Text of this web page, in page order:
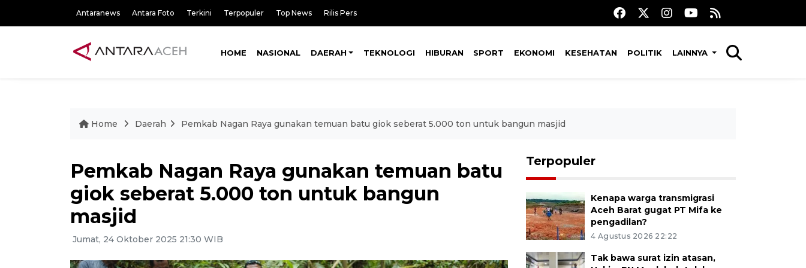
Antaranews Antara Foto Terkini Terpopuler Top News Rilis Pers
HOME NASIONAL DAERAH TEKNOLOGI HIBURAN SPORT EKONOMI KESEHATAN POLITIK LAINNYA
Home Daerah Pemkab Nagan Raya gunakan temuan batu giok seberat 5.000 ton untuk bangun masjid
Pemkab Nagan Raya gunakan temuan batu
giok seberat 5.000 ton untuk bangun
masjid
Jumat, 24 Oktober 2025 21:30 WIB
Terpopuler
Kenapa warga transmigrasi
Aceh Barat gugat PT Mifa ke
pengadilan?
4 Agustus 2026 22:22
Tak bawa surat izin atasan,